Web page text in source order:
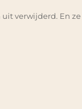
verwijderd. En